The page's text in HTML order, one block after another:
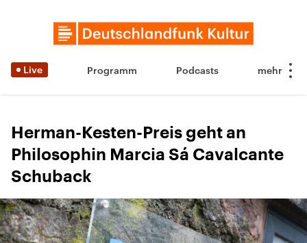
Live Programm Podcasts
Herman-Kesten-Preis geht an
Philosophin Marcia Sá Cavalcante
Schuback